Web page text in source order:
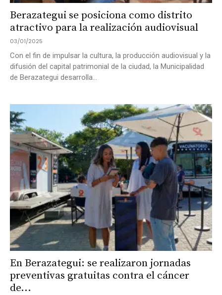
Berazategui se posiciona como distrito
atractivo para la realización audiovisual
03/01/2025
Con el fin de impulsar la cultura, la producción audiovisual y la
difusión del capital patrimonial de la ciudad, la Municipalidad
de Berazategui desarrolla...
En Berazategui: se realizaron jornadas
preventivas gratuitas contra el cáncer
de...